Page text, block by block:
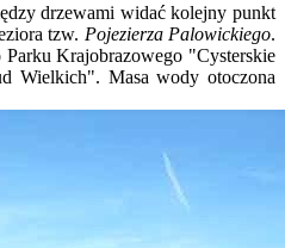
drzewami widać kolejny punkt
tzw. Pojezierza Palowickiego.
Parku Krajobrazowego "Cysterskie
Wielkich". Masa wody otoczona